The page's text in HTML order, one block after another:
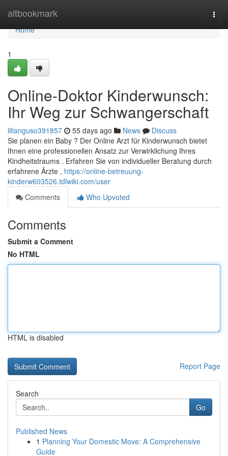
altbookmark
Home
Home
1
Online-Doktor Kinderwunsch:
Ihr Weg zur Schwangerschaft
lilianguso391857 55 days ago News
Discuss
Sie planen ein Baby ? Der Online Arzt für Kinderwunsch bietet
Ihnen eine professionellen Ansatz zur Verwirklichung Ihres
Kindheitstraums . Erfahren Sie von individueller Beratung durch
erfahrene Ärzte , https://online-betreuung-
kinderw603526.tdlwiki.com/user
Comments
Who Upvoted
Comments
Submit a Comment
No HTML
HTML is disabled
Report Page
Search
Go
Published News
1 Planning Your Domestic Move: A Comprehensive
Guide